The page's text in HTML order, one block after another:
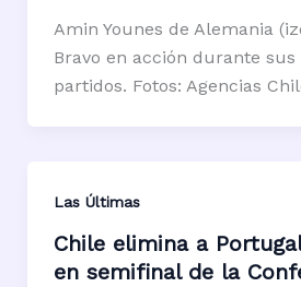
Amin Younes de Alemania
Bravo en acción durante sus
partidos. Fotos: Agencias
Las Últimas
Chile elimina a
en semifinal de la